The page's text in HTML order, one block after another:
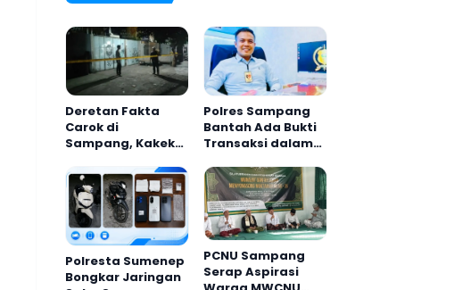
Deretan Fakta
Carok di
Sampang, Kakek
Melawan 2 Pria
Polres Sampang
Bantah Ada Bukti
Transaksi dalam
Anak 27 Tersangka
Polresta Sumenep
Bongkar Jaringan
PCNU Sampang
Serap Aspirasi